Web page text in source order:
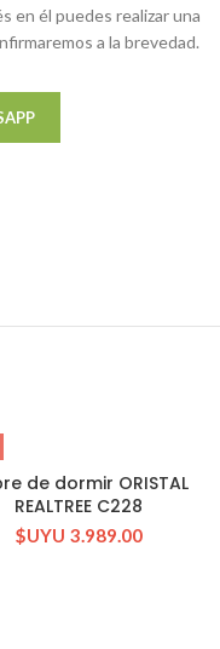
en él puedes realizar una
a la brevedad.
de dormir ORISTAL
REALTREE C228
$UYU 3.989.00